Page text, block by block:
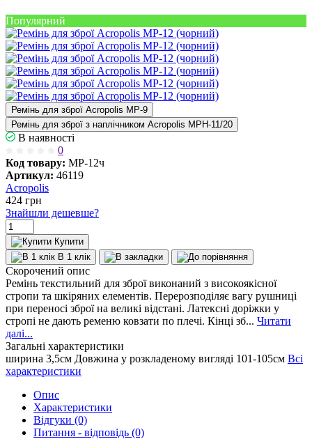
Популярний
Ремінь для зброї Acropolis МР-9
Ремінь для зброї з наплічником Acropolis МРН-11/20
В наявності
0
Код товару: МР-12ч
Артикул: 46119
Acropolis
424 грн
Знайшли дешевше?
Купити
В 1 клік
Скорочений опис
Ремінь текстильний для зброї виконаний з високоякісної
стропи та шкіряних елементів. Перерозподіляє вагу рушниці
при переносі зброї на великі відстані. Латексні доріжки у
стропі не дають ременю ковзати по плечі. Кінці зб... Читати
далі...
Загальні характеристики
ширина 3,5см Довжина у розкладеному вигляді 101-105см Всі
характеристики
Опис
Характеристики
Відгуки (0)
Питання - відповідь (0)